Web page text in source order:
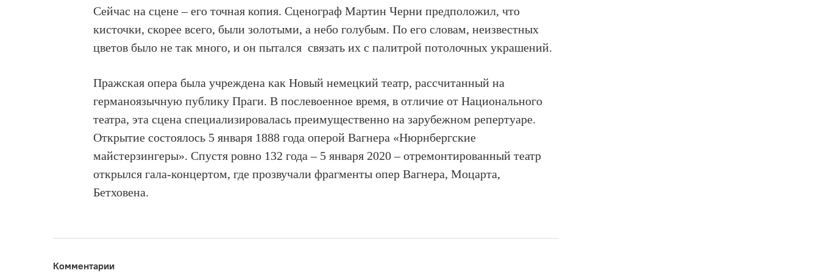
Сейчас на сцене – его точная копия. Сценограф Мартин Черни предположил, что
кисточки, скорее всего, были золотыми, а небо голубым. По его словам, неизвестных
цветов было не так много, и он пытался связать их с палитрой потолочных украшений.
Пражская опера была учреждена как Новый немецкий театр, рассчитанный на
германоязычную публику Праги. В послевоенное время, в отличие от Национального
театра, эта сцена специализировалась преимущественно на зарубежном репертуаре.
Открытие состоялось 5 января 1888 года оперой Вагнера «Нюрнбергские
майстерзингеры». Спустя ровно 132 года – 5 января 2020 – отремонтированный театр
открылся гала-концертом, где прозвучали фрагменты опер Вагнера, Моцарта,
Бетховена.
Комментарии